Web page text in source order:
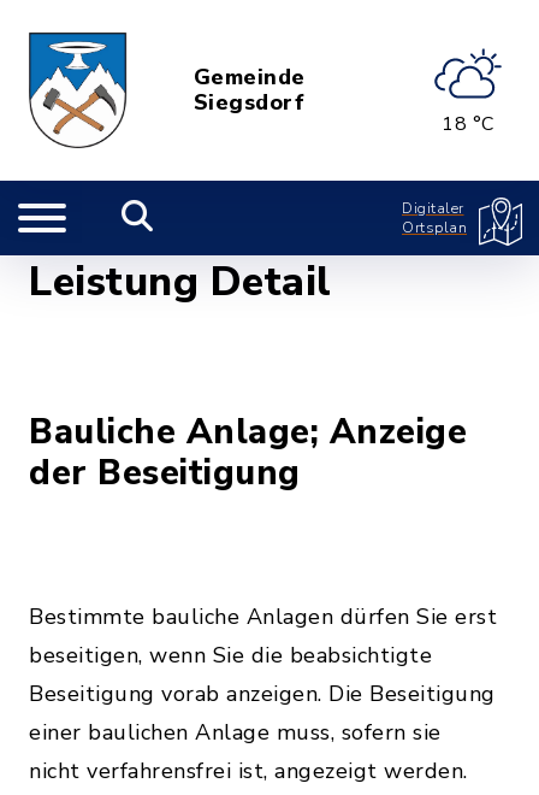
Gemeinde
Siegsdorf
18 °C
Digitaler
Ortsplan
Leistung Detail
Bauliche Anlage; Anzeige
der Beseitigung
Bestimmte bauliche Anlagen dürfen Sie erst
beseitigen, wenn Sie die beabsichtigte
Beseitigung vorab anzeigen. Die Beseitigung
einer baulichen Anlage muss, sofern sie
nicht verfahrensfrei ist, angezeigt werden.